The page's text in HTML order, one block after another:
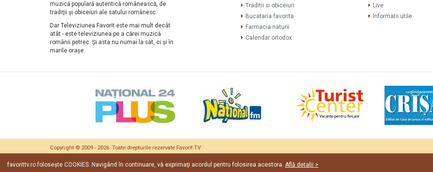
muzică populară autentică românească, de
tradiţii şi obiceiuri ale satului românesc.
Dar Televiziunea Favorit este mai mult decât
atât - este televiziunea pe a cărei muzică
românii petrec. Şi asta nu numai la sat, ci şi în
marile oraşe.
Traditii si obiceiuri
Bucataria favorita
Farmacia naturii
Calendar ortodox
Live
Informatii utile
Copyright © 2009 - 2026. Toate drepturile rezervate Favorit TV.
Termeni si conditii|ANPC
favorittv.ro foloseşte COOKIES. Navigând în continuare, vă exprimaţi acordul pentru folosirea acestora. Află detalii >